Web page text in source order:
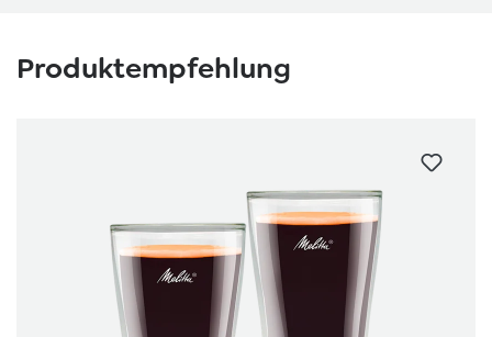
Produktempfehlung